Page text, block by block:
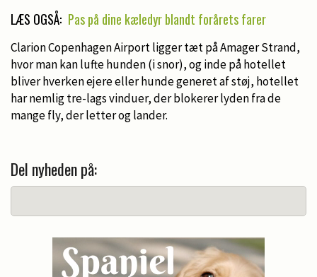
LÆS OGSÅ: Pas på dine kæledyr blandt forårets farer
Clarion Copenhagen Airport ligger tæt på Amager Strand,
hvor man kan lufte hunden (i snor), og inde på hotellet
bliver hverken ejere eller hunde generet af støj, hotellet
har nemlig tre-lags vinduer, der blokerer lyden fra de
mange fly, der letter og lander.
Del nyheden på: